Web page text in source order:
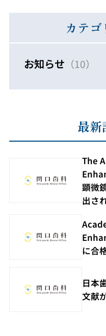
カテ
お知らせ （10）
最新
The
顕微
出さ
に合
日本
文献